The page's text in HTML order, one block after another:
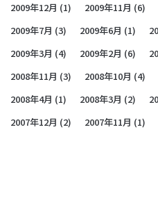
2009年12月 (1) 2009年11月 (6)
2009年7月 (3) 2009年6月 (1)
2009年3月 (4) 2009年2月 (6)
2008年11月 (3) 2008年10月 (4)
2008年4月 (1) 2008年3月 (2)
2007年12月 (2) 2007年11月 (1)